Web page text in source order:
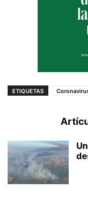
ETIQUETAS